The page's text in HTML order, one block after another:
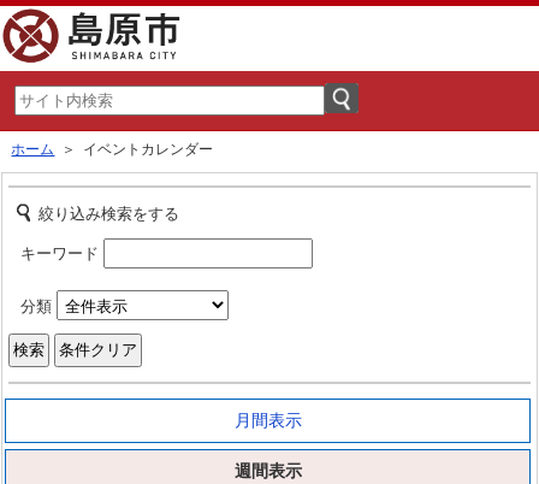
ホーム ＞ イベントカレンダー
絞り込み検索をする
キーワード
分類
月間表示
週間表示